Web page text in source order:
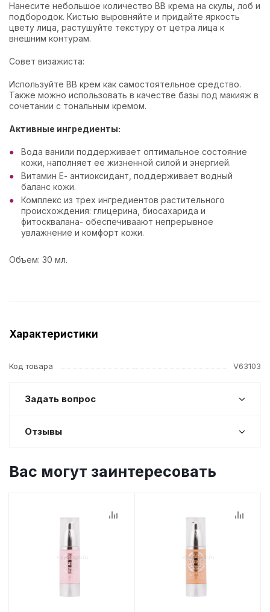
Нанесите небольшое количество ВВ крема на скулы, лоб и
подбородок. Кистью выровняйте и придайте яркость
цвету лица, растушуйте текстуру от цетра лица к
внешним контурам.
Совет визажиста:
Используйте ВВ крем как самостоятельное средство.
Также можно использовать в качестве базы под макияж в
сочетании с тональным кремом.
Активные ингредиенты:
Вода ванили поддерживает оптимальное состояние
кожи, наполняет ее жизненной силой и энергией.
Витамин Е- антиоксидант, поддерживает водный
баланс кожи.
Комплекс из трех ингредиентов растительного
происхождения: глицерина, биосахарида и
фитосквалана- обеспечиваают непрерывное
увлажнение и комфорт кожи.
Объем: 30 мл.
Характеристики
Код товара V63103
Задать вопрос
Отзывы
Вас могут заинтересовать